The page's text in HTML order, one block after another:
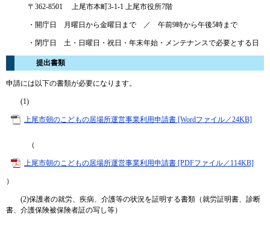
〒362-8501 上尾市本町3-1-1 上尾市役所7階
・開庁日 月曜日から金曜日まで ／ 午前9時から午後5時まで
・閉庁日 土・日曜日・祝日・年末年始・メンテナンスで必要とする日
提出書類
申請には以下の書類が必要になります。
(1)
上尾市朝のこどもの居場所運営事業利用申請書 [Wordファイル／24KB]
（
上尾市朝のこどもの居場所運営事業利用申請書 [PDFファイル／114KB]
）
(2)保護者の就労、疾病、介護等の状況を証明する書類（就労証明書、診断
書、介護保険被保険者証の写し等）